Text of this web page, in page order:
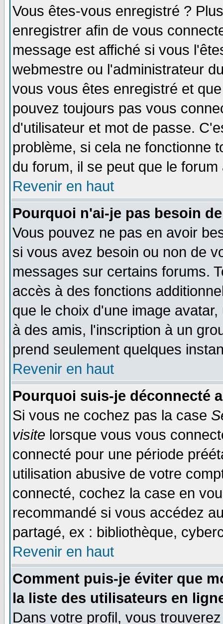
Vous êtes-vous enregistré ?
enregistrer afin de vous
message est affiché si vous
webmestre ou l'administrateur
vous vous êtes enregistré et
pouvez toujours pas vous
d'utilisateur et mot de passe.
problème, si cela ne fonctionne
du forum, il se peut que le
Revenir en haut
Pourquoi n'ai-je pas besoin
Vous pouvez ne pas en avoir
si vous avez besoin ou non de
messages sur certains forums.
accès à des fonctions
que le choix d'une image
à des amis, l'inscription à un
prend seulement quelques
Revenir en haut
Pourquoi suis-je déconnecté
Si vous ne cochez pas la case
visite lorsque vous vous
connecté pour une période
utilisation abusive de votre
connecté, cochez la case en
recommandé si vous accédez
partagé, ex : bibliothèque,
Revenir en haut
Comment puis-je éviter que
la liste des utilisateurs en
Dans votre profil, vous